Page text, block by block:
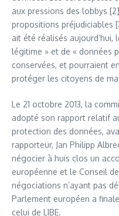
aux pressions des lobbys
propositions préjudiciables
ait été réalisés aujourd’hui,
légitime » et de « données
conservées, et pourraient
protéger les citoyens de
Le 21 octobre 2013, la
adopté son rapport relatif
protection des données,
rapporteur, Jan Philipp
négocier à huis clos un
européenne et le Conseil
négociations n’ayant pas
Parlement européen a
celui de LIBE.